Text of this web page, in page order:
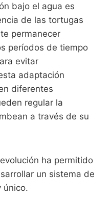
bajo el agua es
de las tortugas
permanecer
períodos de tiempo
evitar
adaptación
diferentes
regular la
a través de su
ha permitido
un sistema de
único.